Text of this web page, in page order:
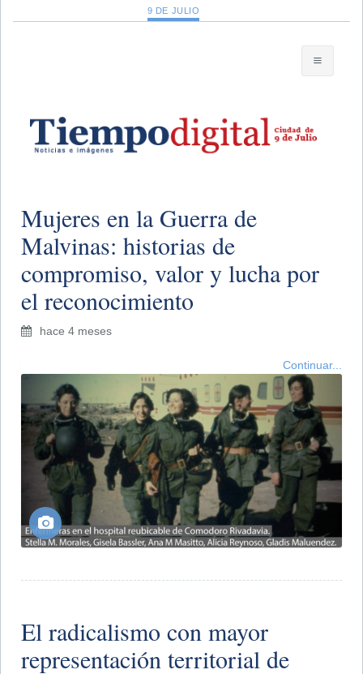
9 DE JULIO
Mujeres en la Guerra de
Malvinas: historias de
compromiso, valor y lucha por
el reconocimiento
hace 4 meses
Continuar...
El radicalismo con mayor
representación territorial de